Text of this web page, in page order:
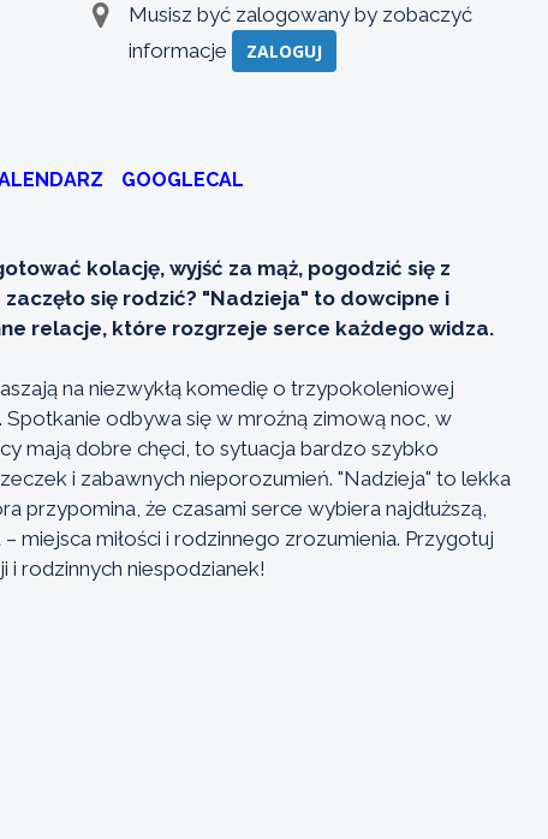
Musisz być zalogowany by zobaczyć
informacje
ZALOGUJ
GOOGLECAL
kolację, wyjść za mąż, pogodzić się z
się rodzić? "Nadzieja" to dowcipne i
relacje, które rozgrzeje serce każdego widza.
na niezwykłą komedię o trzypokoleniowej
odbywa się w mroźną zimową noc, w
mają dobre chęci, to sytuacja bardzo szybko
i zabawnych nieporozumień. "Nadzieja" to lekka
przypomina, że czasami serce wybiera najdłuższą,
miejsca miłości i rodzinnego zrozumienia. Przygotuj
i rodzinnych niespodzianek!